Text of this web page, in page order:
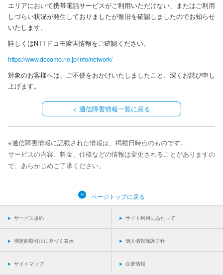
エリアにおいて携帯電話サービスがご利用いただけない、またはご利用
しづらい状況が発生しておりましたが復旧を確認しましたのでお知らせ
いたします。
詳しくはNTTドコモ障害情報をご確認ください。
https://www.docomo.ne.jp/info/network/
対象のお客様へは、ご不便をおかけいたしましたこと、深くお詫び申し
上げます。
< 通信障害情報一覧に戻る
※通信障害情報に記載された情報は、掲載日時点のものです。
サービスの内容、料金、仕様などの情報は変更されることがありますの
で、あらかじめご了承ください。
ページトップに戻る
サービス規約 サイト利用にあたって
特定商取引法に基づく表示 個人情報保護方針
サイトマップ 企業情報